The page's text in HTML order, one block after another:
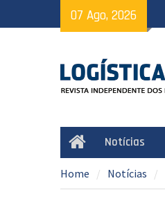
to
07 Ago, 2026
HomeNotícias
Home Notícias